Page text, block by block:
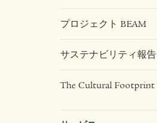
プロジェクト BEAM
サステナビリティ報告
The Cultural Footprint